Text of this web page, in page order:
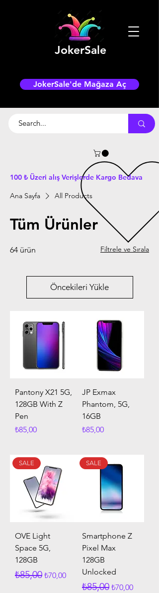
JokerSale
JokerSale'de Mağaza Aç
100 ₺ Üzeri alış Verişlerde Kargo Bedava
Ana Sayfa All Products
Tüm Ürünler
64 ürün Filtrele ve Sırala
Öncekileri Yükle
Pantony X21 5G,
128GB With Z
Pen
Fiyat
₺85,00
JP Exmax
Phantom, 5G,
16GB
Fiyat
₺85,00
SALE
OVE Light
Space 5G,
128GB
Normal Fiyat
₺85,00 İndirimli Fiyat
₺70,00
SALE
Smartphone Z
Pixel Max
128GB
Unlocked
Normal Fiyat
₺85,00 İndirimli Fiyat
₺70,00